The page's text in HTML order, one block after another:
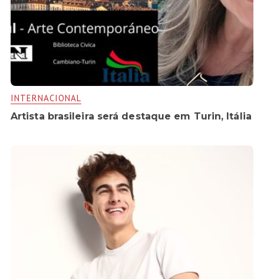
INTERNACIONAL
Artista brasileira será destaque em Turin, Itália